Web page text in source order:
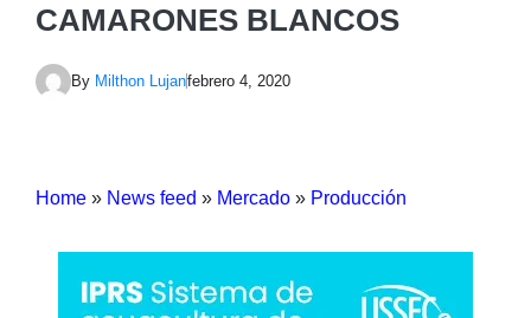
CAMARONES BLANCOS
By Milthon Lujanfebrero 4, 2020
Home » News feed » Mercado » Producción